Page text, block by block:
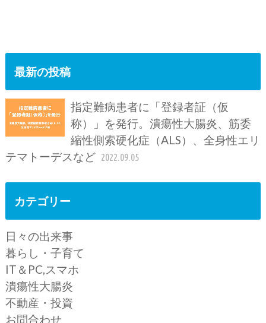
最新の投稿
指定難病患者に「登録者証（仮
称）」を発行。潰瘍性大腸炎、筋委
縮性側索硬化症（ALS）、全身性エリ
テマトーデスなど 2022.09.05
カテゴリー
日々の出来事
暮らし・子育て
IT＆PC,スマホ
潰瘍性大腸炎
不動産・投資
お問合わせ